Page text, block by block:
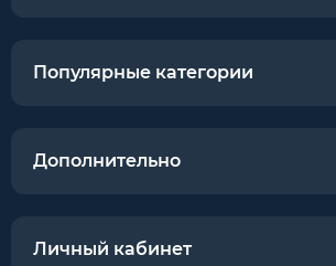
Популярные категории
Дополнительно
Личный кабинет